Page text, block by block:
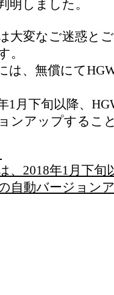
明しました。
大変なご迷惑と
。
、無償にて
1月下旬以降、
ンアップするこ
、2018年1月下旬
自動バージョン